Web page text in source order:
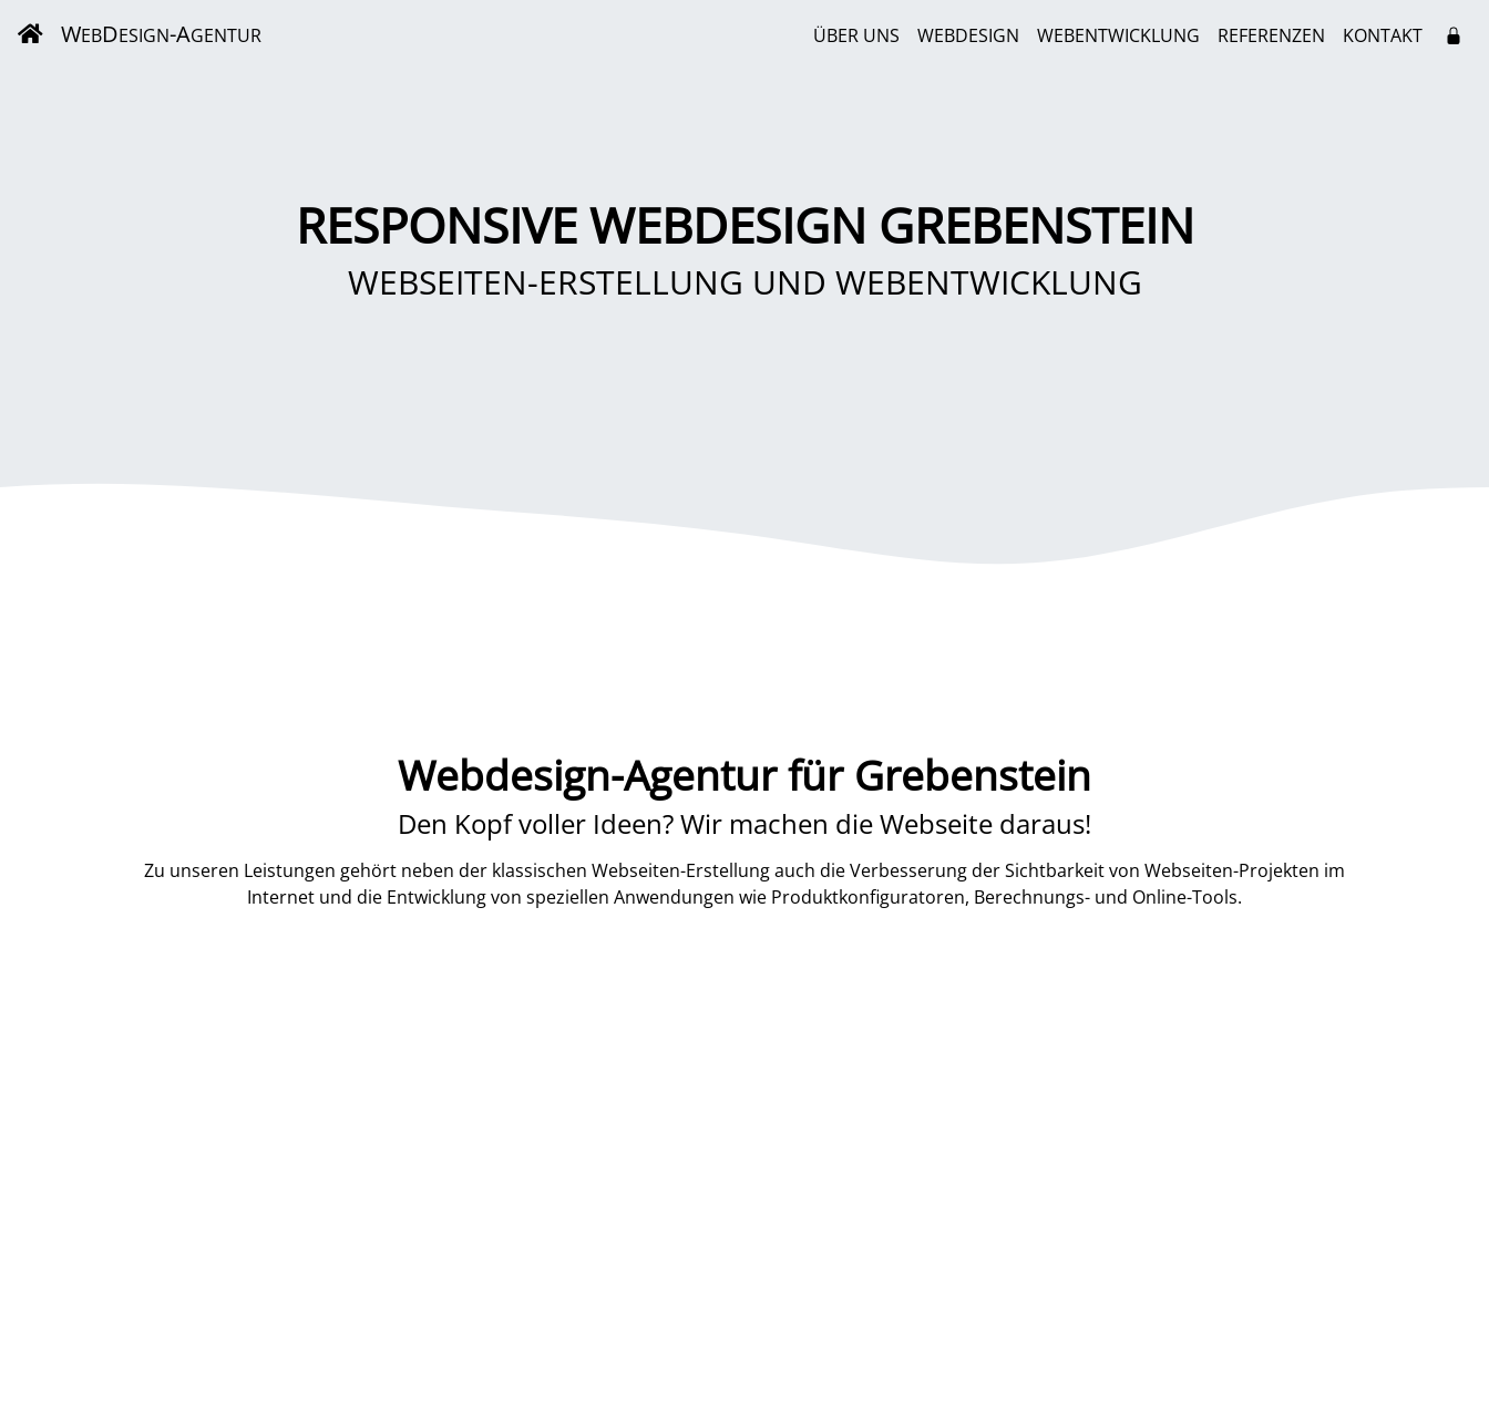
WEBDESIGN-AGENTUR ÜBER UNS WEBDESIGN WEBENTWICKLUNG REFERENZEN KONTAKT
RESPONSIVE WEBDESIGN GREBENSTEIN
WEBSEITEN-ERSTELLUNG UND WEBENTWICKLUNG
Webdesign-Agentur für Grebenstein
Den Kopf voller Ideen? Wir machen die Webseite daraus!
Zu unseren Leistungen gehört neben der klassischen Webseiten-Erstellung auch die Verbesserung der Sichtbarkeit von Webseiten-Projekten im
Internet und die Entwicklung von speziellen Anwendungen wie Produktkonfiguratoren, Berechnungs- und Online-Tools.